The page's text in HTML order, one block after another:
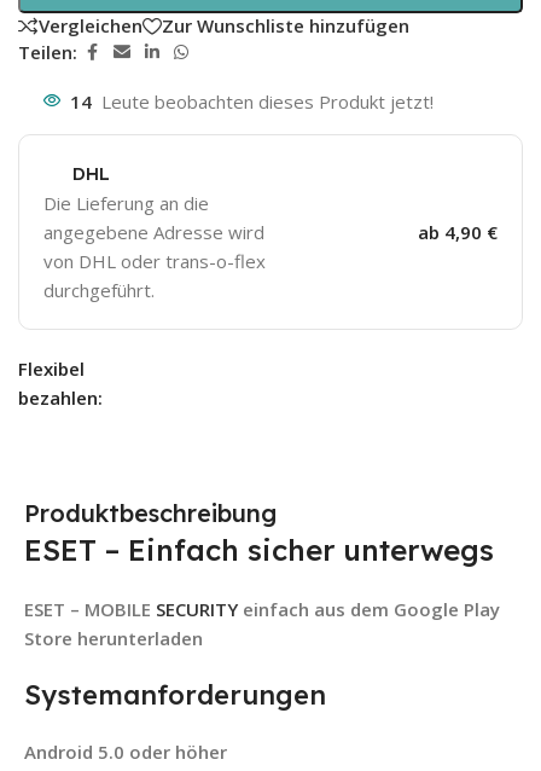
Vergleichen
Zur Wunschliste hinzufügen
Teilen:
14 Leute beobachten dieses Produkt jetzt!
DHL
Die Lieferung an die
angegebene Adresse wird
von DHL oder trans-o-flex
durchgeführt.
ab 4,90 €
Flexibel
bezahlen:
Produktbeschreibung
ESET – Einfach sicher unterwegs
ESET – MOBILE SECURITY einfach aus dem Google Play
Store herunterladen
Systemanforderungen
Android 5.0 oder höher